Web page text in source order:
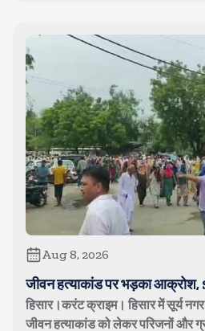
Aug 8, 2026
जीवन हत्याकांड पर भड़का आक्रोश,
हिसार।करंट क्राइम। हिसार में सूर्य
जीवन हत्याकांड को लेकर परिजनों और